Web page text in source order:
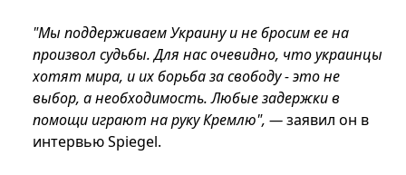
"Мы поддерживаем Украину и не бросим ее на
произвол судьбы. Для нас очевидно, что украинцы
хотят мира, и их борьба за свободу - это не
выбор, а необходимость. Любые задержки в
помощи играют на руку Кремлю", —заявил он в
интервью Spiegel.